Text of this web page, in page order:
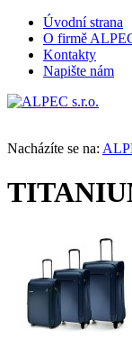
Úvodní strana
O firmě
Kontakty
Napište nám
Nacházíte se na: